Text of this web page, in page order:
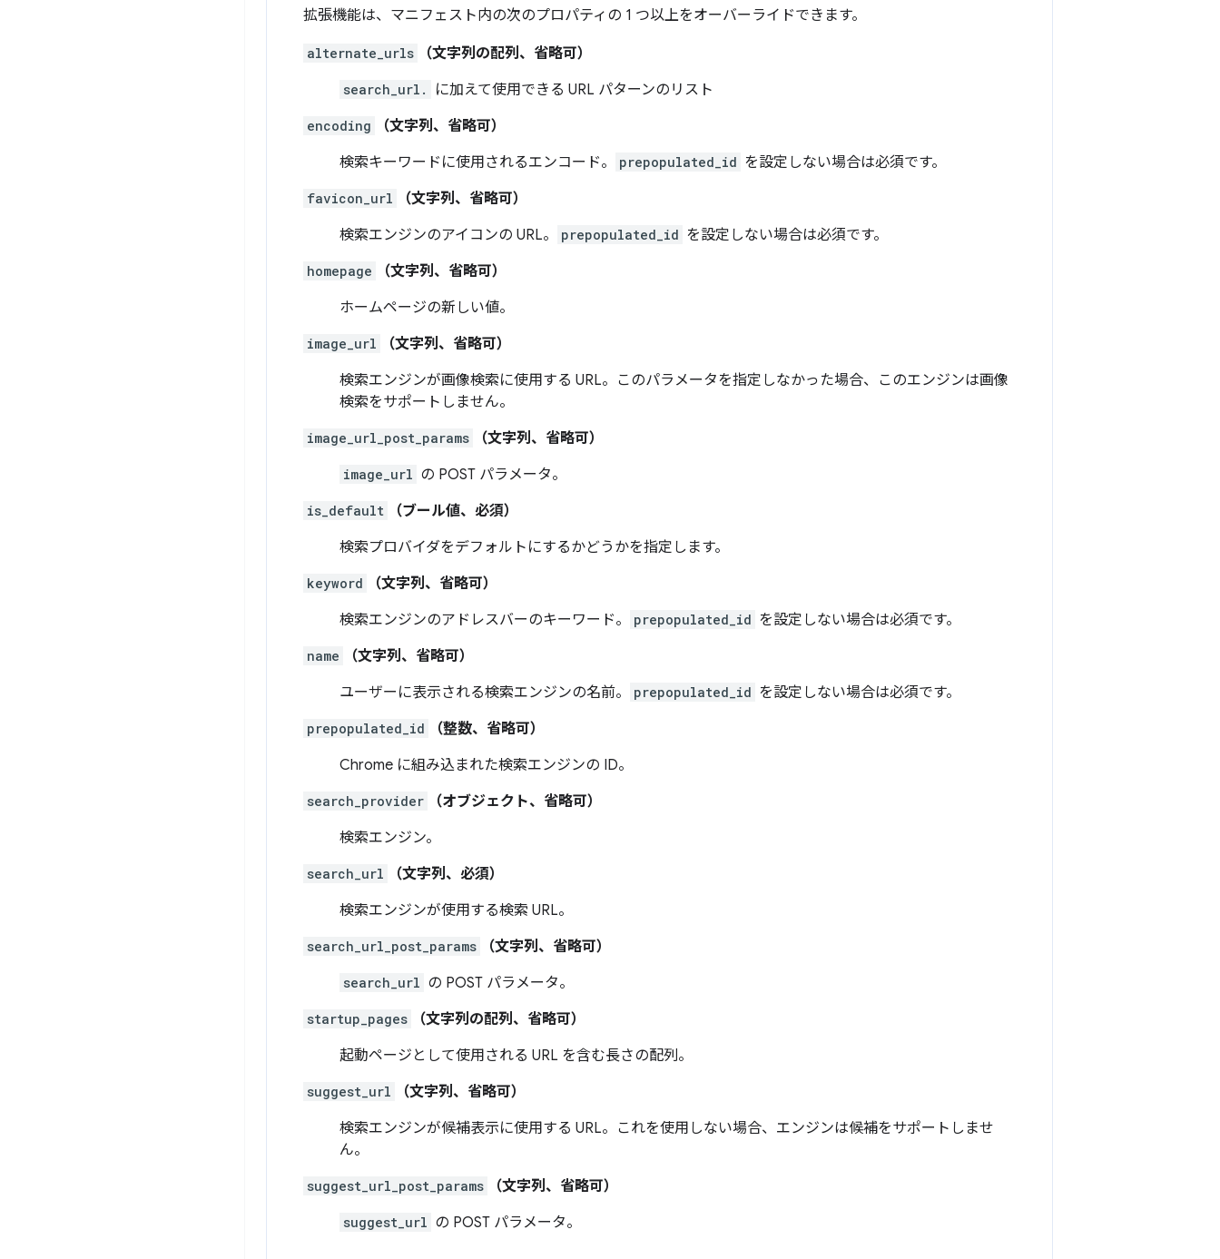
拡張機能は、マニフェスト内の次のプロパティの 1 つ以上をオーバーライドできます。
alternate_urls （文字列の配列、省略可）
search_url. に加えて使用できる URL パターンのリスト
encoding
（文字列、省略可）
検索キーワードに使用されるエンコード。
prepopulated_id を設定しない場合は必須です。
favicon_url
（文字列、省略可）
検索エンジンのアイコンの URL。
prepopulated_id を設定しない場合は必須です。
homepage
（文字列、省略可）
ホームページの新しい値。
image_url
（文字列、省略可）
検索エンジンが画像検索に使用する URL。このパラメータを指定しなかった場合、このエンジンは画像
検索をサポートしません。
image_url_post_params （文字列、省略可）
image_url の POST パラメータ。
is_default
（ブール値、必須）
検索プロバイダをデフォルトにするかどうかを指定します。
keyword
（文字列、省略可）
検索エンジンのアドレスバーのキーワード。
prepopulated_id を設定しない場合は必須です。
name
（文字列、省略可）
ユーザーに表示される検索エンジンの名前。
prepopulated_id を設定しない場合は必須です。
prepopulated_id
（整数、省略可）
Chrome に組み込まれた検索エンジンの ID。
search_provider
（オブジェクト、省略可）
検索エンジン。
search_url
（文字列、必須）
検索エンジンが使用する検索 URL。
search_url_post_params （文字列、省略可）
search_url の POST パラメータ。
startup_pages
（文字列の配列、省略可）
起動ページとして使用される URL を含む長さの配列。
suggest_url
（文字列、省略可）
検索エンジンが候補表示に使用する URL。これを使用しない場合、エンジンは候補をサポートしませ
ん。
suggest_url_post_params （文字列、省略可）
suggest_url の POST パラメータ。